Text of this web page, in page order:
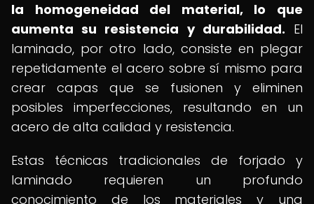
la homogeneidad del material, lo que
aumenta su resistencia y durabilidad. El
laminado, por otro lado, consiste en plegar
repetidamente el acero sobre sí mismo para
crear capas que se fusionen y eliminen
posibles imperfecciones, resultando en un
acero de alta calidad y resistencia.
Estas técnicas tradicionales de forjado y
laminado requieren un profundo
conocimiento de los materiales y una